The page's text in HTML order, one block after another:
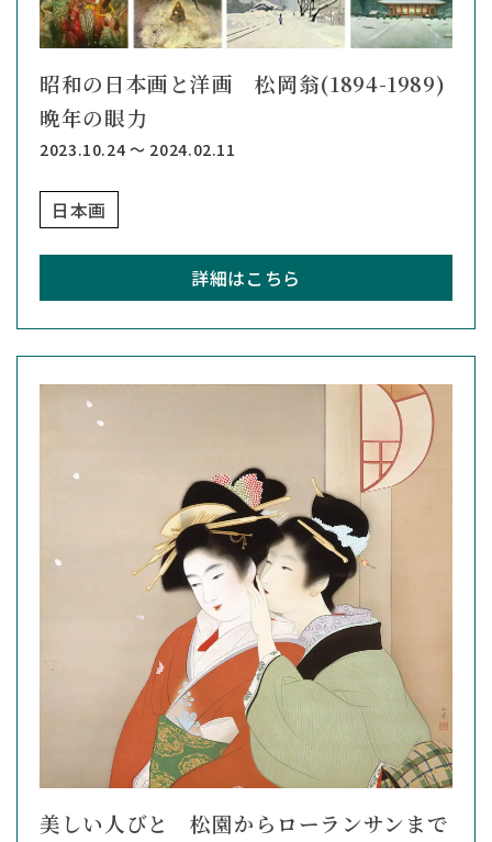
昭和の日本画と洋画 松岡翁(1894-1989)
晩年の眼力
2023.10.24 ～ 2024.02.11
日本画
詳細はこちら
美しい人びと 松園からローランサンまで